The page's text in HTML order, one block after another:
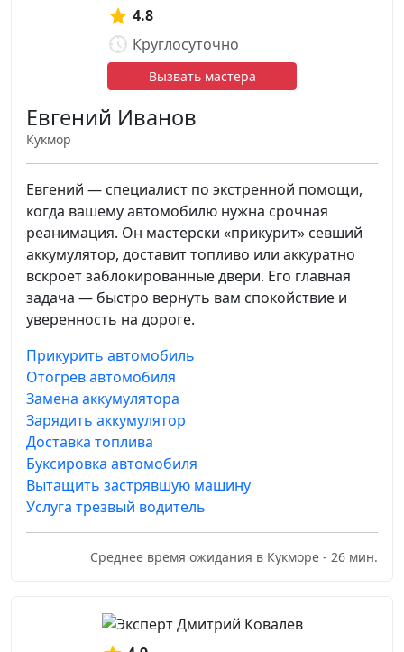
4.8
Круглосуточно
Вызвать мастера
Евгений Иванов
Кукмор
Евгений — специалист по экстренной помощи,
когда вашему автомобилю нужна срочная
реанимация. Он мастерски «прикурит» севший
аккумулятор, доставит топливо или аккуратно
вскроет заблокированные двери. Его главная
задача — быстро вернуть вам спокойствие и
уверенность на дороге.
Прикурить автомобиль
Отогрев автомобиля
Замена аккумулятора
Зарядить аккумулятор
Доставка топлива
Буксировка автомобиля
Вытащить застрявшую машину
Услуга трезвый водитель
Среднее время ожидания в Кукморе - 26 мин.